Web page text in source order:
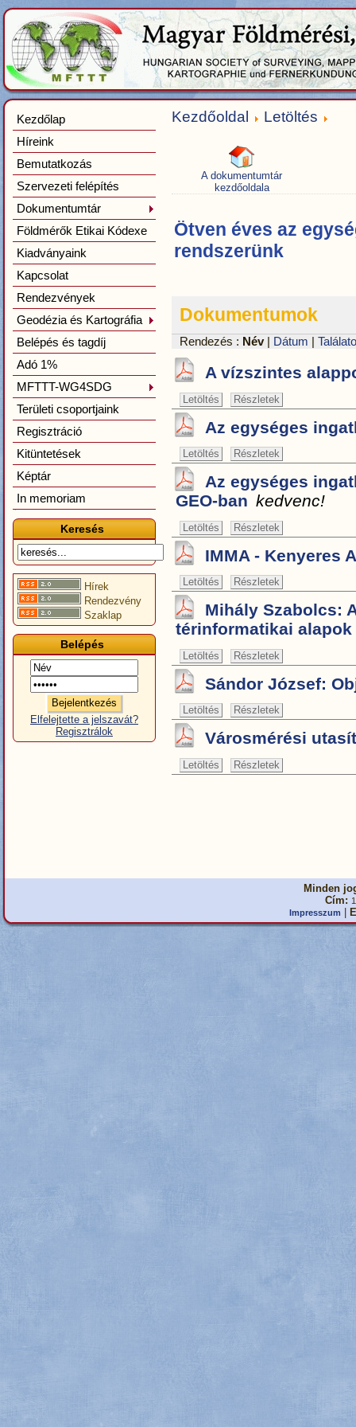
Kezdőlap
Híreink
Bemutatkozás
Szervezeti felépítés
Dokumentumtár
Földmérők Etikai Kódexe
Kiadványaink
Kapcsolat
Rendezvények
Geodézia és Kartográfia
Belépés és tagdíj
Adó 1%
MFTTT-WG4SDG
Területi csoportjaink
Regisztráció
Kitüntetések
Képtár
In memoriam
Keresés
Hírek
Rendezvény
Szaklap
Belépés
Elfelejtette a jelszavát?
Regisztrálok
Kezdőoldal Letöltés
A dokumentumtár
kezdőoldala
Ötven éves az
rendszerünk
Dokumentumok
Rendezés : Név Dátum
A vízszintes
Letöltés Részletek
Az egységes
Letöltés Részletek
Az egységes
GEO-ban kedvenc!
Letöltés Részletek
IMMA - Kenyeres
Letöltés Részletek
Mihály Szabolcs:
térinformatikai
Letöltés Részletek
Sándor József:
Letöltés Részletek
Városmérési
Letöltés Részletek
Minden
Cím:
Impresszum